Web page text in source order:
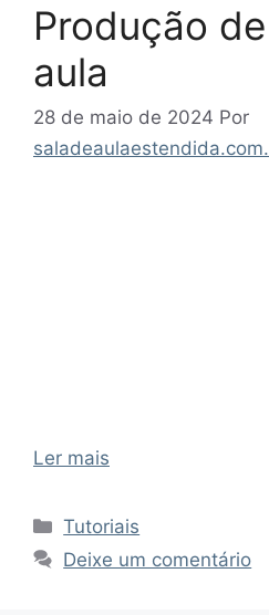
Produção
aula
28 de maio de 2024 Por
Ler mais
Categorias
Tutoriais
Deixe um comentário